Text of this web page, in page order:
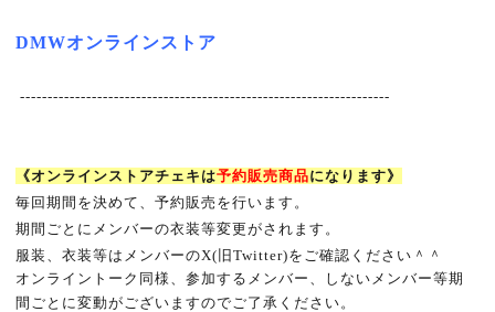
DMWオンラインストア
-------------------------------------------------------------------
《オンラインストアチェキは予約販売商品になります》
毎回期間を決めて、予約販売を行います。
期間ごとにメンバーの衣装等変更がされます。
服装、衣装等はメンバーのX(旧Twitter)をご確認ください＾＾
オンライントーク同様、参加するメンバー、しないメンバー等期
間ごとに変動がございますのでご了承ください。